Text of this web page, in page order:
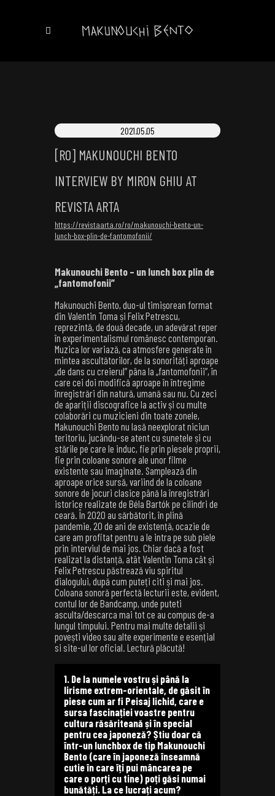
2021.05.05
[RO] MAKUNOUCHI BENTO
INTERVIEW BY MIRON GHIU AT
REVISTA ARTA
https://revistaarta.ro/ro/makunouchi-bento-un-
lunch-box-plin-de-fantomofonii/
Makunouchi Bento – un lunch box plin de
„fantomofonii”
Makunouchi Bento, duo-ul timișorean format
din Valentin Toma și Felix Petrescu,
reprezintă, de două decade, un adevărat reper
în experimentalismul românesc contemporan.
Muzica lor variază, ca atmosfere generate în
mintea ascultătorilor, de la sonorități aproape
„de dans cu creierul” pâna la „fantomofonii”, în
care cei doi modifică aproape în întregime
înregistrări din natură, umană sau nu. Cu zeci
de apariții discografice la activ și cu multe
colaborări cu muzicieni din toate zonele,
Makunouchi Bento nu lasă neexplorat niciun
teritoriu, jucându-se atent cu sunetele și cu
stările pe care le induc, fie prin piesele proprii,
fie prin coloane sonore ale unor filme
existente sau imaginate. Samplează din
aproape orice sursă, variind de la coloane
sonore de jocuri clasice până la înregistrări
istorice realizate de Béla Bartók pe cilindri de
ceară. În 2020 au sărbătorit, în plină
pandemie, 20 de ani de existență, ocazie de
care am profitat pentru a le intra pe sub piele
prin interviul de mai jos. Chiar dacă a fost
realizat la distanță, atât Valentin Toma cât și
Felix Petrescu păstrează viu spiritul
dialogului, după cum puteți citi și mai jos.
Coloana sonoră perfectă lecturii este, evident,
contul lor de Bandcamp, unde puteti
asculta/descarca mai tot ce au compus de-a
lungul timpului. Pentru mai multe detalii și
povești video sau alte experimente e esențial
si site-ul lor oficial. Lectură plăcută!
1. De la numele vostru și până la
lirisme extrem-orientale, de găsit în
piese cum ar fi Peisaj lichid, care e
sursa fascinației voastre pentru
cultura răsăriteană și în special
pentru cea japoneză? Știu doar că
într-un lunchbox de tip Makunouchi
Bento (care în japoneză înseamnă
cutie în care îți pui mâncarea pe
care o porți cu tine) poți găsi numai
bunătăți. La ce lucrați acum?